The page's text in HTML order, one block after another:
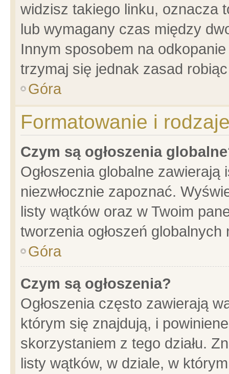
widzisz takiego linku, oznacza
lub wymagany czas między
Innym sposobem na
trzymaj się jednak zasad
Góra
Formatowanie i
Czym są ogłoszenia
Ogłoszenia globalne
niezwłocznie zapoznać.
listy wątków oraz w Twoim
tworzenia ogłoszeń
Góra
Czym są ogłoszenia?
Ogłoszenia często zawierają
którym się znajdują, i
skorzystaniem z tego działu.
listy wątków, w dziale, w